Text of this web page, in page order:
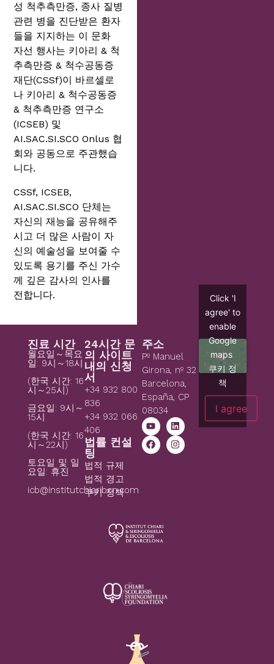
성 척추측만증, 종사 질병
관련 병을 진단받은 환자
들을 지지하는 이 문화
자선 행사는 키아리 & 척
추측만증 & 척수공동증
재단(CSSf)이 바르셀로
나 키아리 & 척수공동증
& 척추측만증 연구소
(ICSEB) 및
AI.SAC.SI.SCO Onlus 협
회와 공동으로 주관했습
니다.
CSSf, ICSEB,
AI.SAC.SI.SCO 단체는
자신의 재능을 공유해주
시고 더 많은 사람이 자
신의 예술성을 보여줄 수
있도록 용기를 주신 가수
께 깊은 감사의 인사를
전합니다.
진료 시간
월요일～목요
일: 9시～18시
(한국 시간: 16
시～25시)
금요일: 9시～
15시
(한국 시간: 16
시～22시)
토요일 및 일
요일: 휴진
icb@institutchiaribcn.com
24시간 문
의 사이트
내의 신청
서
+34 932 800
836
+34 932 066
406
법률 컨설
팅
법적 규제
법적 경고
쿠키 정책
주소
Pº Manuel
Girona, nº 32
Barcelona,
España, CP
08034
Click 'I
agree' to
enable
Google
maps
쿠키 정
책
I agree